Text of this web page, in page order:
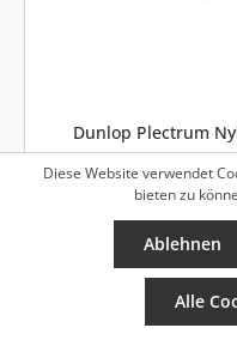
Dunlop Plectrum
8,90 €*
In
Diese Website verwendet
bieten zu
Ablehnen
Alle